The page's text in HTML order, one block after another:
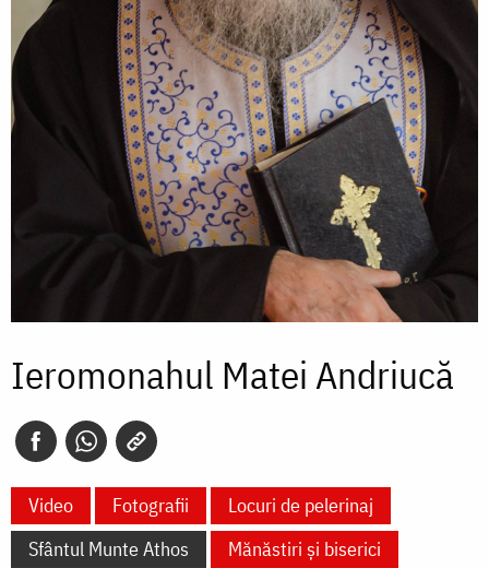
Ieromonahul Matei Andriucă
Video Fotografii
Locuri de pelerinaj
Sfântul Munte Athos
Mănăstiri și biserici